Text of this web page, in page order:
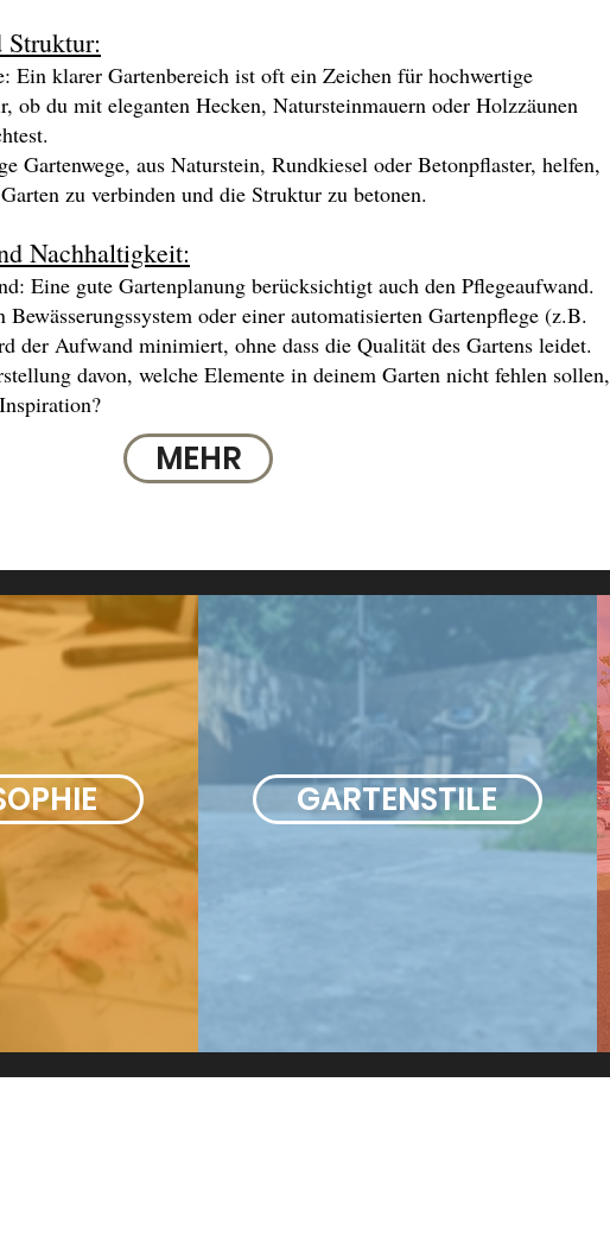
MEHR
Struktur:
Ein klarer Gartenbereich ist oft ein Zeichen für hochwertige
ob du mit eleganten Hecken, Natursteinmauern oder Holzzäunen
Gartenwege, aus Naturstein, Rundkiesel oder Betonpflaster, helfen,
zu verbinden und die Struktur zu betonen.
Nachhaltigkeit:
Eine gute Gartenplanung berücksichtigt auch den Pflegeaufwand.
oder einer automatisierten Gartenpflege (z.B.
der Aufwand minimiert, ohne dass die Qualität des Gartens leidet.
davon, welche Elemente in deinem Garten nicht fehlen sollen,
GARTENSTILE